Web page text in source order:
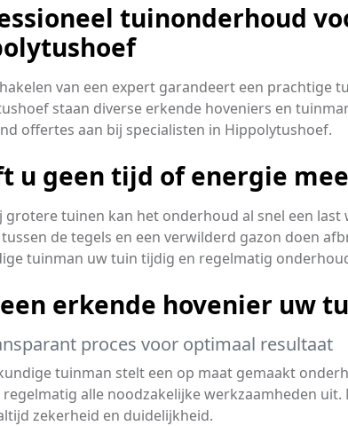
tuinonderhoud
van een expert garandeert een prachtige
staan diverse erkende hoveniers en
offertes aan bij specialisten in Hippolytushoef.
u geen tijd of energie
grotere tuinen kan het onderhoud al snel een
de tegels en een verwilderd gazon doen
tuinman uw tuin tijdig en regelmatig
erkende hovenier uw
proces voor optimaal resultaat
tuinman stelt een op maat gemaakt
alle noodzakelijke werkzaamheden
zekerheid en duidelijkheid.